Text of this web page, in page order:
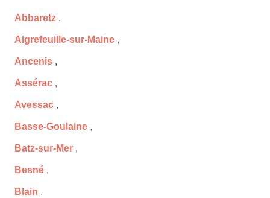
Abbaretz ,
Aigrefeuille-sur-Maine ,
Ancenis ,
Assérac ,
Avessac ,
Basse-Goulaine ,
Batz-sur-Mer ,
Besné ,
Blain ,